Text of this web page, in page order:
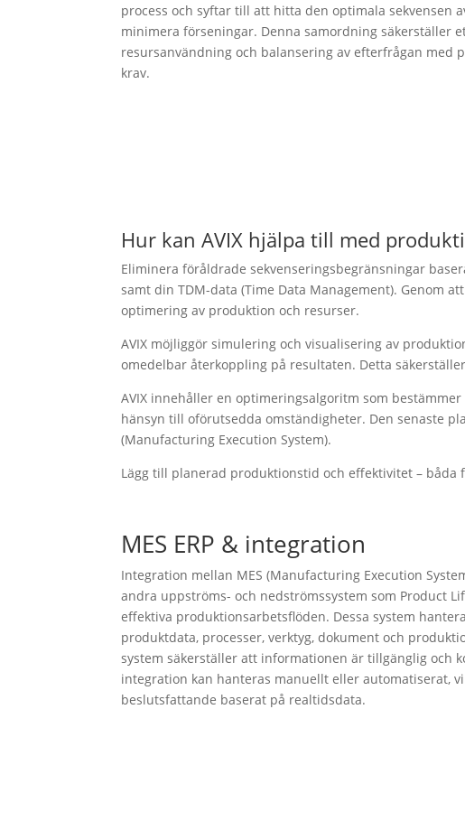
process och syftar till att hitta den optimala sekvensen
minimera förseningar. Denna samordning säkerställer
resursanvändning och balansering av efterfrågan med
krav.
Hur kan AVIX hjälpa till med
Eliminera föråldrade sekvenseringsbegränsningar
samt din TDM-data (Time Data Management). Genom
optimering av produktion och resurser.
AVIX möjliggör simulering och visualisering av
omedelbar återkoppling på resultaten. Detta
AVIX innehåller en optimeringsalgoritm som
hänsyn till oförutsedda omständigheter. Den senaste
(Manufacturing Execution System).
Lägg till planerad produktionstid och effektivitet –
MES ERP & integration
Integration mellan MES (Manufacturing Execution
andra uppströms- och nedströmssystem som Product
effektiva produktionsarbetsflöden. Dessa system
produktdata, processer, verktyg, dokument och
system säkerställer att informationen är tillgänglig och
integration kan hanteras manuellt eller automatiserat,
beslutsfattande baserat på realtidsdata.